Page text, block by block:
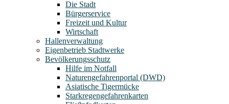
Die Stadt
Bürgerservice
Freizeit und Kultur
Wirtschaft
Hallenverwaltung
Eigenbetrieb Stadtwerke
Bevölkerungsschutz
Hilfe im Notfall
Naturengefahrenportal (DWD)
Asiatische Tigermücke
Starkregengefahrenkarten